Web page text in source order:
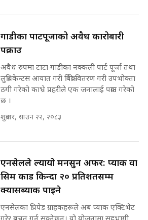
राष्ट्रिय सवालमा ९ दल एकजुट ||
on the Same Page ||
SIDHAKURA ||
सहकारी पीडितसँग मन्त्री प्रतिभा रावलले
भनिन्–साथ दिनुहोस्, दबाब होइन ||
Waterfall of Rasuwa ||
SIDHAKURA ||
घुसको डिल गर्ने मन्त्रीकाे राजिनामा,
भूमिसुधार मन्त्रीलाई जोगाइदै ! ||
प्रधानमन्त्री ? || SIDHAKURA ||
मन्त्री र पूर्व मन्त्रीको ७८ लाख घुस डिलको
अडियो | FULL AUDIO |
SIDHAKURA |
गाडीका पार्टपूर्जाको अवैध कारोबारी
पक्राउ
अवैध रुपमा टाटा गाडीका नक्कली पार्ट पूर्जा तथा
लुब्रिकेन्टस आयात गरी बिक्री वितरण गरी उपभोक्ता
ठगी गरेको काभ्रे प्रहरीले एक जनालाई पक्राउ गरेको
छ ।
शुक्रबार, साउन २२, २०८३
एनसेलले ल्यायो मनसुन अफर: प्याक वा
सिम कार्ड किन्दा २० प्रतिशतसम्म
क्यासब्याक पाइने
एनसेलका प्रिपेड ग्राहकहरूले अब प्याक एक्टिभेट
गरेर बचत गर्न सक्नेछन्। यो योजनामा सहभागी